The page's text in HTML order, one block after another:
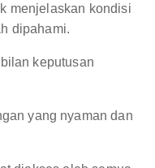
menjelaskan kondisi
dipahami.
keputusan
yang nyaman dan